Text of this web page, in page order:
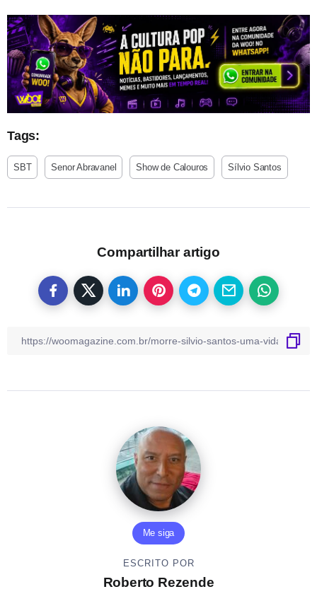
Tags:
SBT Senor Abravanel Show de Calouros Sílvio Santos
Compartilhar artigo
Me siga
ESCRITO POR
Roberto Rezende